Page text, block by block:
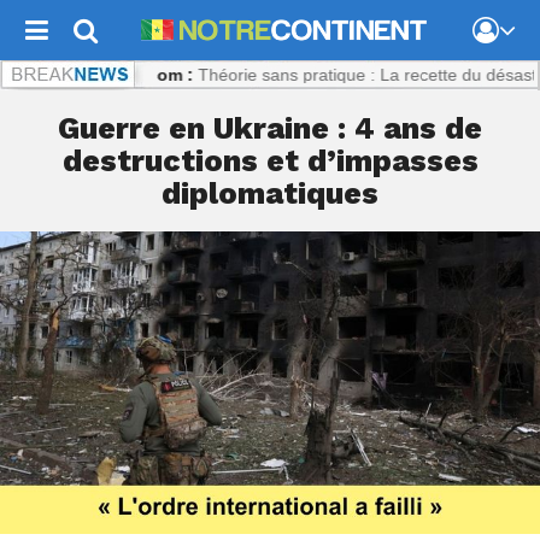
: Théorie sans pratique : La recette du désastre
Guerre en Ukraine : 4 ans de
destructions et d’impasses
diplomatiques